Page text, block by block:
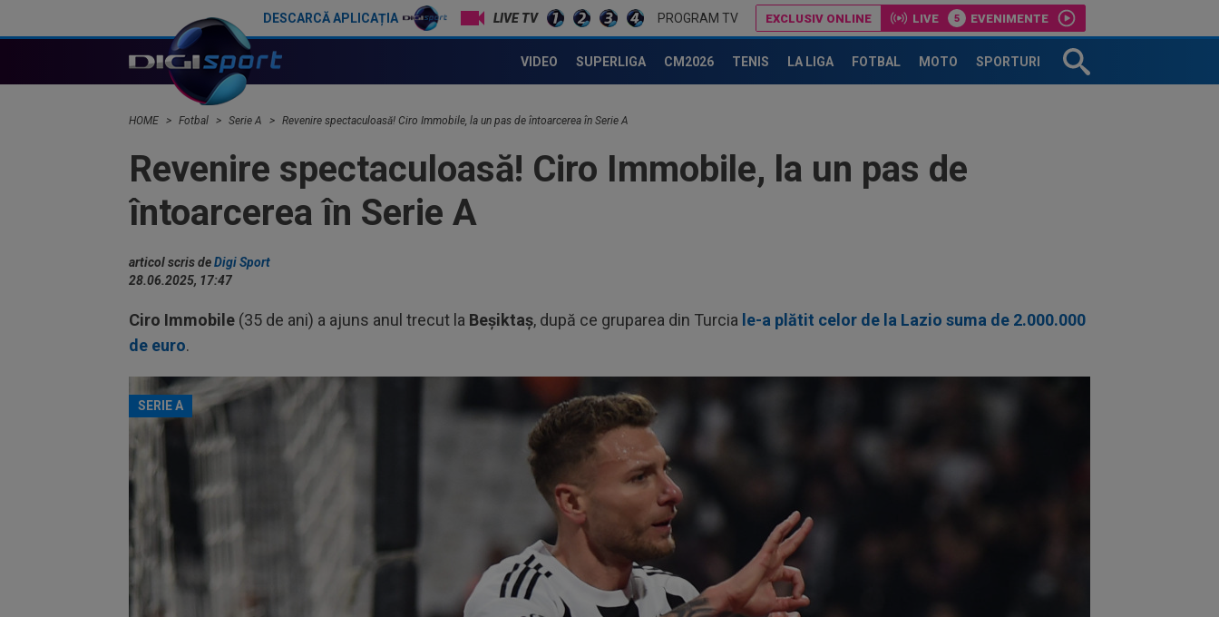
DESCARCĂ APLICAȚIA LIVE TV PROGRAM TV EXCLUSIV ONLINE LIVE EVENIMENTE
VIDEO SUPERLIGA CM2026 TENIS LA LIGA FOTBAL MOTO SPORTURI
HOME Fotbal Serie A Revenire spectaculoasă! Ciro Immobile, la un pas de întoarcerea în Serie A
Revenire spectaculoasă! Ciro Immobile, la un pas de
întoarcerea în Serie A
articol scris deDigi Sport
28.06.2025, 17:47
Ciro Immobile (35 de ani) a ajuns anul trecut la Beșiktaș, după ce gruparea din Turcia le-a plătit celor de la Lazio suma de 2.000.000
de euro.
SERIE A